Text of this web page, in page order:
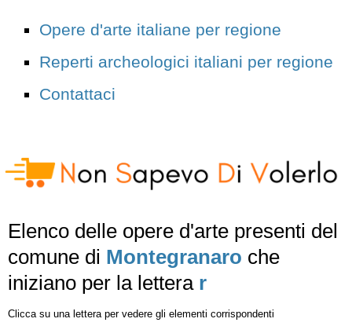
Opere d'arte italiane per regione
Reperti archeologici italiani per regione
Contattaci
Elenco delle opere d'arte presenti del
comune di Montegranaro che
iniziano per la lettera r
Clicca su una lettera per vedere gli elementi corrispondenti